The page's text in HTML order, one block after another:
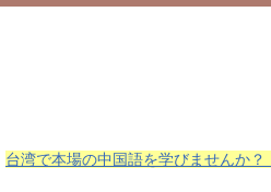
台湾で本場の中国語を学びませんか